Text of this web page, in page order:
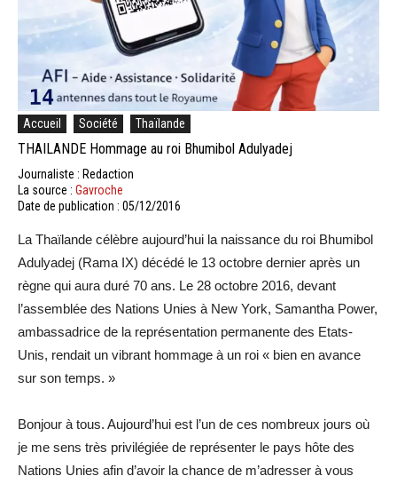
Accueil Société Thaïlande
THAILANDE Hommage au roi Bhumibol Adulyadej
Journaliste : Redaction
La source : Gavroche
Date de publication : 05/12/2016
La Thaïlande célèbre aujourd’hui la naissance du roi Bhumibol
Adulyadej (Rama IX) décédé le 13 octobre dernier après un
règne qui aura duré 70 ans. Le 28 octobre 2016, devant
l’assemblée des Nations Unies à New York, Samantha Power,
ambassadrice de la représentation permanente des Etats-
Unis, rendait un vibrant hommage à un roi « bien en avance
sur son temps. »
Bonjour à tous. Aujourd’hui est l’un de ces nombreux jours où
je me sens très privilégiée de représenter le pays hôte des
Nations Unies afin d’avoir la chance de m’adresser à vous